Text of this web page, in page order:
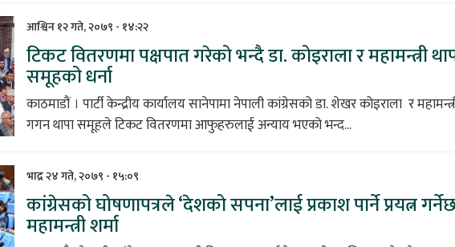
आश्विन १२ गते, २०७९ - १४:२२
टिकट वितरणमा पक्षपात गरेको भन्दै डा. कोइराला र महामन्त्री
समूहको धर्ना
काठमाडौं । पार्टी केन्द्रीय कार्यालय सानेपामा नेपाली कांग्रेसको डा. शेखर कोइराला र
गगन थापा समूहले टिकट वितरणमा आफुहरुलाई अन्याय भएको भन्द...
भाद्र २४ गते, २०७९ - १५:०९
कांग्रेसको घोषणापत्रले ‘देशको सपना’लाई प्रकाश पार्ने प्रयत्न
महामन्त्री शर्मा